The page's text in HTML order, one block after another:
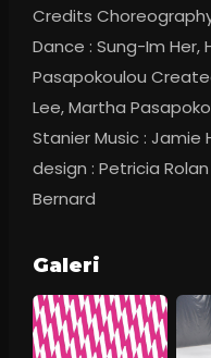
Credits
Dance : Sung-Im Her,
Pasapokoulou
Lee, Martha
Stanier Music : Jamie
design : Petricia
Bernard
Galeri